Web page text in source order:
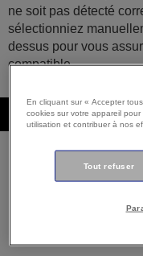
ne soit pas détecté
sélectionniez
dessus pour vous
compatible.
Téléchargements
Firmware
En cliquant sur « Accepter
cookies sur votre appareil
utilisation et contribuer à nos
Tout refuser